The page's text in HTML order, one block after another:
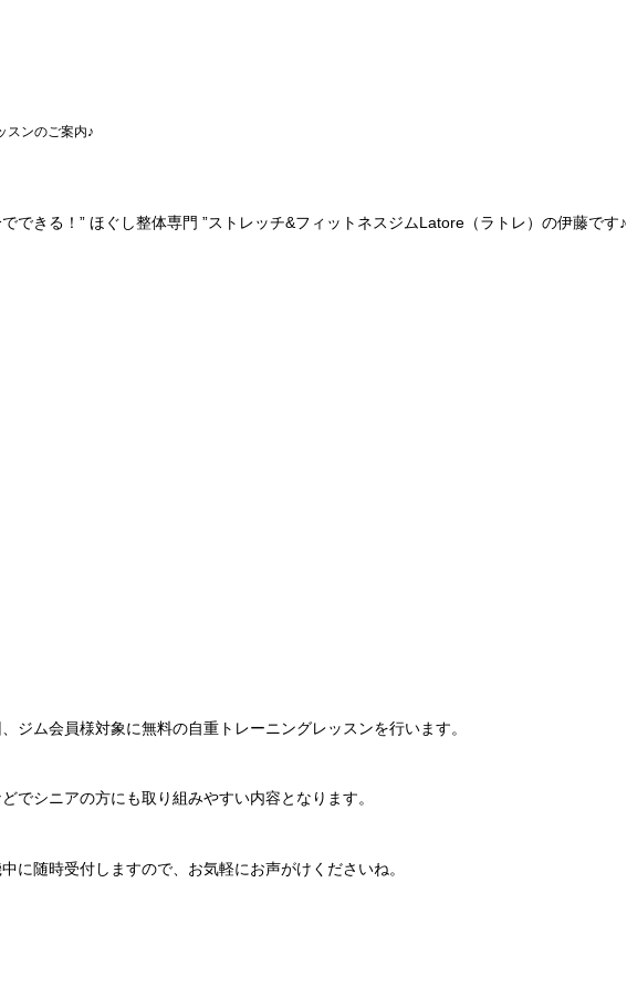
スンのご案内♪
できる！” ほぐし整体専門 ”ストレッチ&フィットネスジムLatore（ラトレ）の伊藤です♪
ジム会員様対象に無料の自重トレーニングレッスンを行います。
でシニアの方にも取り組みやすい内容となります。
に随時受付しますので、お気軽にお声がけくださいね。